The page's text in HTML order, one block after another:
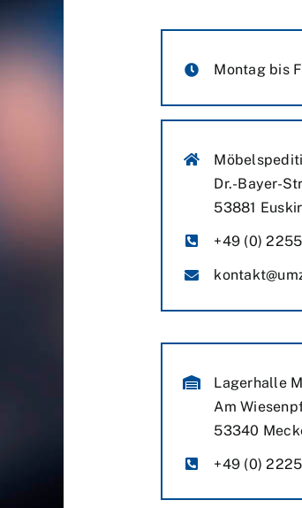
Montag bis
Dr.-Bayer-
53881
+49 (0)
Lagerhalle
Am
53340
+49 (0)